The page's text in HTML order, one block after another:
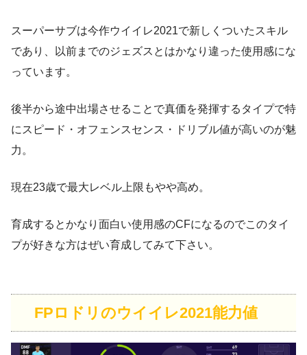
スーパーサブは今作ウイイレ2021で新しくついたスキル
であり、以前までのジェズスとはかなり違った使用感にな
っています。
後半から途中出場させることで真価を発揮するタイプで特
にスピード・オフェンスセンス・ドリブル値が高いのが魅
力。
現在23歳で最大レベル上限もやや高め。
育成するとかなり面白い使用感のCFになるのでこのタイ
プが好きな方はぜい育成してみて下さい。
FPロドリのウイイレ2021能力値